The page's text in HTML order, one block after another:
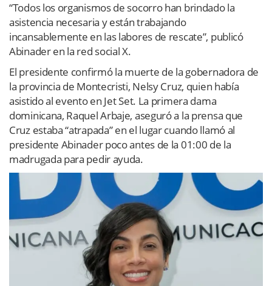
“Todos los organismos de socorro han brindado la
asistencia necesaria y están trabajando
incansablemente en las labores de rescate”, publicó
Abinader en la red social X.
El presidente confirmó la muerte de la gobernadora de
la provincia de Montecristi, Nelsy Cruz, quien había
asistido al evento en Jet Set. La primera dama
dominicana, Raquel Arbaje, aseguró a la prensa que
Cruz estaba “atrapada” en el lugar cuando llamó al
presidente Abinader poco antes de la 01:00 de la
madrugada para pedir ayuda.